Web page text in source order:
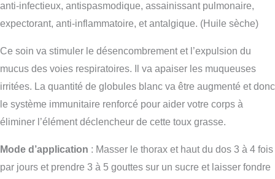
anti-infectieux, antispasmodique, assainissant pulmonaire,
expectorant, anti-inflammatoire, et antalgique. (Huile sèche)
Ce soin va stimuler le désencombrement et l’expulsion du
mucus des voies respiratoires. Il va apaiser les muqueuses
irritées. La quantité de globules blanc va être augmenté et donc
le système immunitaire renforcé pour aider votre corps à
éliminer l’élément déclencheur de cette toux grasse.
Mode d’application : Masser le thorax et haut du dos 3 à 4 fois
par jours et prendre 3 à 5 gouttes sur un sucre et laisser fondre
Bio